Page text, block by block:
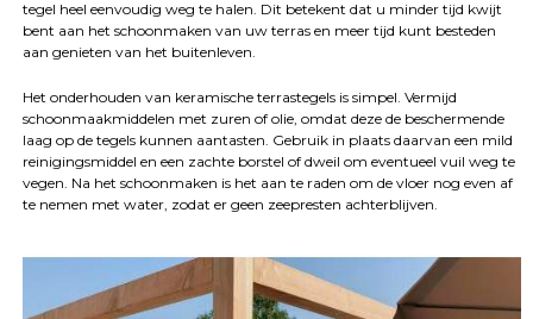
tegel heel eenvoudig weg te halen. Dit betekent dat u minder tijd kwijt
bent aan het schoonmaken van uw terras en meer tijd kunt besteden
aan genieten van het buitenleven.
Het onderhouden van keramische terrastegels is simpel. Vermijd
schoonmaakmiddelen met zuren of olie, omdat deze de beschermende
laag op de tegels kunnen aantasten. Gebruik in plaats daarvan een mild
reinigingsmiddel en een zachte borstel of dweil om eventueel vuil weg te
vegen. Na het schoonmaken is het aan te raden om de vloer nog even af
te nemen met water, zodat er geen zeepresten achterblijven.